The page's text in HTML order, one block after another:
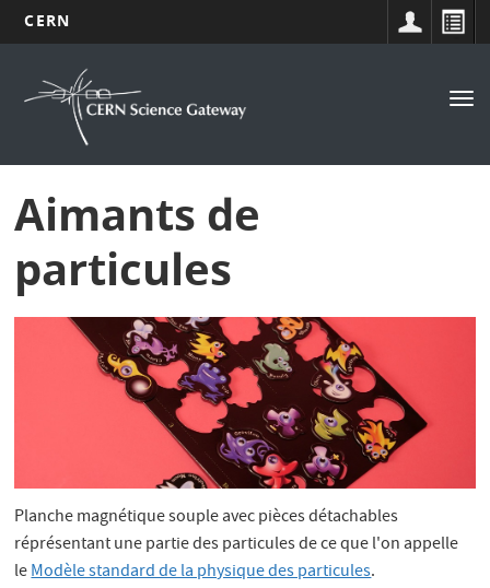
contenu
CERN
Navigation
principale
Aimants de
particules
Planche magnétique souple avec pièces détachables
réprésentant une partie des particules de ce que l'on appelle
leModèle standard de la physique des particules.